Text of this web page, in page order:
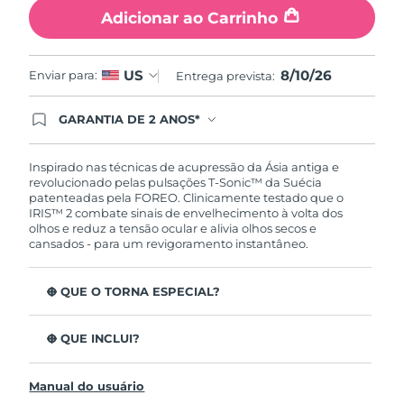
Adicionar ao Carrinho
Enviar para: US Entrega prevista: 8/10/26
GARANTIA DE 2 ANOS*
significa que se você tiver qualquer problema até
2 anos após a compra, a FOREO substituirá seu
produto gratuitamente.*exceto pelo Luna FOFO
e Luna Play plus cuja garantia é de 90 dias.
Inspirado nas técnicas de acupressão da Ásia antiga e
revolucionado pelas pulsações T-Sonic™ da Suécia
patenteadas pela FOREO. Clinicamente testado que o
IRIS™ 2 combate sinais de envelhecimento à volta dos
olhos e reduz a tensão ocular e alivia olhos secos e
cansados - para um revigoramento instantâneo.
O QUE O TORNA ESPECIAL?
olhos seguro e eficaz.
3,5x mais eficaz na redução de papos*
Reduz as olheiras em 70%* e os pés de galinha e as
O QUE INCLUI?
Cabo de carregamento USB
Manual do usuário
Tailândia Entrega prevista 8/13/26
Turquia Entrega prevista8/10/26
Emirados Árabes
Unidos
Estados Unidos Entrega prevista8/10/26
Uzbequistão Entrega prevista
Vietnã